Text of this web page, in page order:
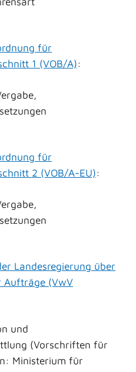
für
1 (VOB/A):
für
2 (VOB/A-EU):
Landesregierung über
Aufträge (VwV
und
(Vorschriften für
Ministerium für